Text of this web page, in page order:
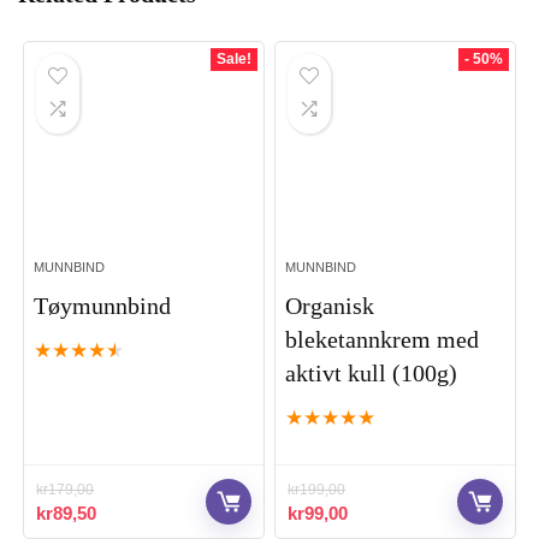
Sale!
MUNNBIND
Tøymunnbind
★★★★★
kr179,00
Opprinnelig
kr89,50Nåværende
- 50%
MUNNBIND
Organisk
bleketannkrem med
aktivt kull (100g)
★★★★★
kr199,00
Opprinnelig
kr99,00Nåværende